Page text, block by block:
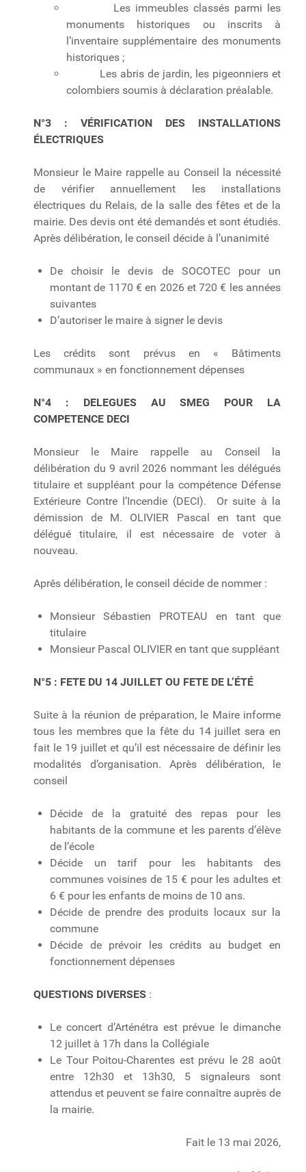
Les immeubles classés parmi les
monuments historiques ou inscrits à
l’inventaire supplémentaire des monuments
historiques ;
Les abris de jardin, les pigeonniers et
colombiers soumis à déclaration préalable.
N°3 : VÉRIFICATION DES INSTALLATIONS
ÉLECTRIQUES
Monsieur le Maire rappelle au Conseil la nécessité
de vérifier annuellement les installations
électriques du Relais, de la salle des fêtes et de la
mairie. Des devis ont été demandés et sont étudiés.
Après délibération, le conseil décide à l’unanimité
De choisir le devis de SOCOTEC pour un
montant de 1170 € en 2026 et 720 € les années
suivantes
D’autoriser le maire à signer le devis
Les crédits sont prévus en « Bâtiments
communaux » en fonctionnement dépenses
N°4 : DELEGUES AU SMEG POUR LA
COMPETENCE DECI
Monsieur le Maire rappelle au Conseil la
délibération du 9 avril 2026 nommant les délégués
titulaire et suppléant pour la compétence Défense
Extérieure Contre l’Incendie (DECI). Or suite à la
démission de M. OLIVIER Pascal en tant que
délégué titulaire, il est nécessaire de voter à
nouveau.
Aprês délibération, le conseil décide de nommer :
Monsieur Sébastien PROTEAU en tant que
titulaire
Monsieur Pascal OLIVIER en tant que suppléant
N°5 : FETE DU 14 JUILLET OU FETE DE L’ÉTÉ
Suite à la réunion de préparation, le Maire informe
tous les membres que la fête du 14 juillet sera en
fait le 19 juillet et qu’il est nécessaire de définir les
modalités d’organisation. Après délibération, le
conseil
Décide de la gratuité des repas pour les
habitants de la commune et les parents d’élève
de l’école
Décide un tarif pour les habitants des
communes voisines de 15 € pour les adultes et
6 € pour les enfants de moins de 10 ans.
Décide de prendre des produits locaux sur la
commune
Décide de prévoir les crédits au budget en
fonctionnement dépenses
QUESTIONS DIVERSES :
Le concert d’Arténétra est prévue le dimanche
12 juillet à 17h dans la Collégiale
Le Tour Poitou-Charentes est prévu le 28 août
entre 12h30 et 13h30, 5 signaleurs sont
attendus et peuvent se faire connaître auprès de
la mairie.
Fait le 13 mai 2026,